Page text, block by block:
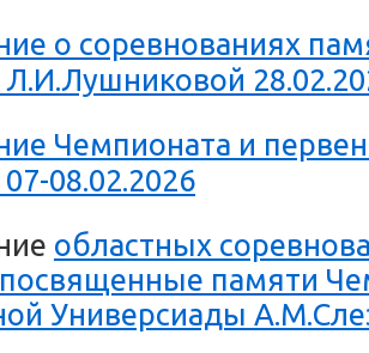
о соревнованиях
Л.И.Лушниковой
Чемпионата и
08.02.2026
областных
памяти
Универсиады